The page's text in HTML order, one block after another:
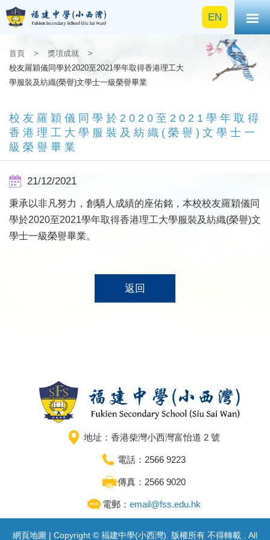
EN
首頁 > 獎項成就
>
校友羅穎儀同學於2020至2021學年取得香港理工大
學服裝及紡織(榮譽)文學士一級榮譽畢業
校友羅穎儀同學於2020至2021學年取得
香港理工大學服裝及紡織(榮譽)文學士一
級榮譽畢業
21/12/2021
秉承以非凡努力，創驕人成績的座佑銘，本校校友羅穎儀同
學於2020至2021學年取得香港理工大學服裝及紡織(榮譽)文
學士一級榮譽畢業。
返回
地址：香港柴灣小西灣富怡道 2 號
電話：2566 9223
傳真：2566 9020
電郵： email@fss.edu.hk
網頁地圖 | Copyright © 福建中學(小西灣). 版權所有 不得轉載 . All